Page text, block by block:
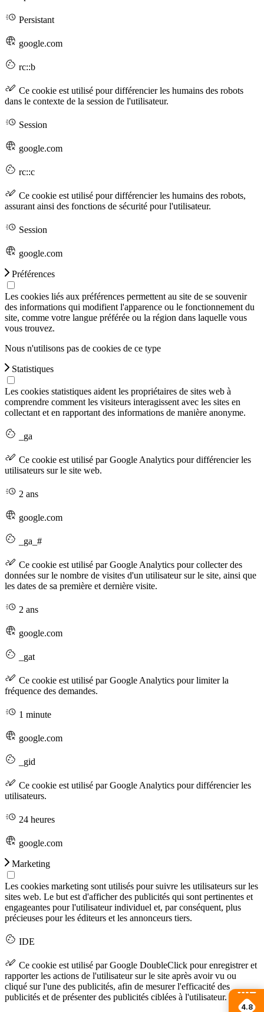
4.8
Persistant
google.com
rc::b
Ce cookie est utilisé pour différencier les humains des robots
dans le contexte de la session de l'utilisateur.
Session
google.com
rc::c
Ce cookie est utilisé pour différencier les humains des robots,
assurant ainsi des fonctions de sécurité pour l'utilisateur.
Session
google.com
Préférences
Les cookies liés aux préférences permettent au site de se souvenir
des informations qui modifient l'apparence ou le fonctionnement du
site, comme votre langue préférée ou la région dans laquelle vous
vous trouvez.
Nous n'utilisons pas de cookies de ce type
Statistiques
Les cookies statistiques aident les propriétaires de sites web à
comprendre comment les visiteurs interagissent avec les sites en
collectant et en rapportant des informations de manière anonyme.
_ga
Ce cookie est utilisé par Google Analytics pour différencier les
utilisateurs sur le site web.
2 ans
google.com
_ga_#
Ce cookie est utilisé par Google Analytics pour collecter des
données sur le nombre de visites d'un utilisateur sur le site, ainsi que
les dates de sa première et dernière visite.
2 ans
google.com
_gat
Ce cookie est utilisé par Google Analytics pour limiter la
fréquence des demandes.
1 minute
google.com
_gid
Ce cookie est utilisé par Google Analytics pour différencier les
utilisateurs.
24 heures
google.com
Marketing
Les cookies marketing sont utilisés pour suivre les utilisateurs sur les
sites web. Le but est d'afficher des publicités qui sont pertinentes et
engageantes pour l'utilisateur individuel et, par conséquent, plus
précieuses pour les éditeurs et les annonceurs tiers.
IDE
Ce cookie est utilisé par Google DoubleClick pour enregistrer et
rapporter les actions de l'utilisateur sur le site après avoir vu ou
cliqué sur l'une des publicités, afin de mesurer l'efficacité des
publicités et de présenter des publicités ciblées à l'utilisateur.